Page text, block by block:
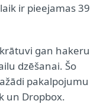
ir pieejamas 39
gan hakeru
dzēšanai. Šo
pakalpojumu
un Dropbox.